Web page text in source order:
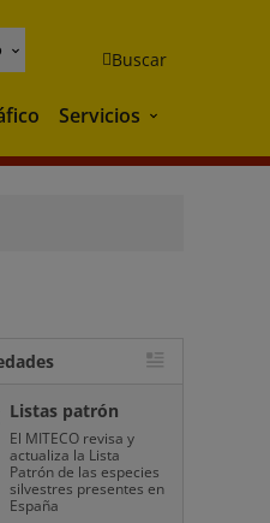
Buscar
Servicios Servicios
Listas patrón
El MITECO revisa y
actualiza la Lista
Patrón de las especies
silvestres presentes en
España